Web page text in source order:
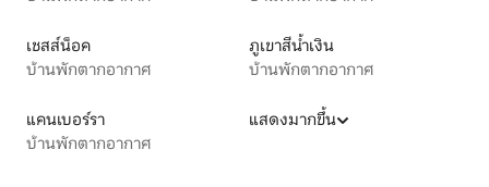
เชสส์น็อค
บ้านพักตากอากาศ
ภูเขาสีน้ำเงิน
บ้านพักตากอากาศ
แคนเบอร์รา
บ้านพักตากอากาศ
แสดงมากขึ้น